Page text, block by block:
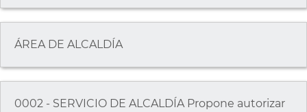
ÁREA DE ALCALDÍA
0002 - SERVICIO DE ALCALDÍA Propone autorizar